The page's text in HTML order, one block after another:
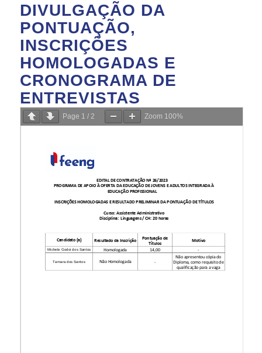
DIVULGAÇÃO DA
PONTUAÇÃO,
INSCRIÇÕES
HOMOLOGADAS E
CRONOGRAMA DE
ENTREVISTAS
Page 1 / 2 Zoom 100%